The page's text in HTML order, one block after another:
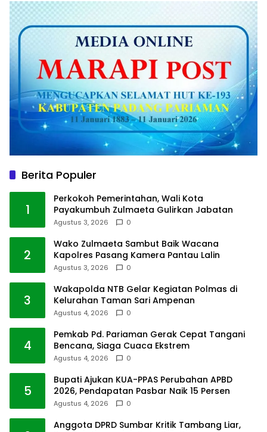
Berita Populer
1
Perkokoh Pemerintahan, Wali Kota
Payakumbuh Zulmaeta Gulirkan Jabatan
Agustus 3, 2026 0
2
Wako Zulmaeta Sambut Baik Wacana
Kapolres Pasang Kamera Pantau Lalin
Agustus 3, 2026 0
3
Wakapolda NTB Gelar Kegiatan Polmas di
Kelurahan Taman Sari Ampenan
Agustus 4, 2026 0
4
Pemkab Pd. Pariaman Gerak Cepat Tangani
Bencana, Siaga Cuaca Ekstrem
Agustus 4, 2026 0
5
Bupati Ajukan KUA-PPAS Perubahan APBD
2026, Pendapatan Pasbar Naik 15 Persen
Agustus 4, 2026 0
Anggota DPRD Sumbar Kritik Tambang Liar,